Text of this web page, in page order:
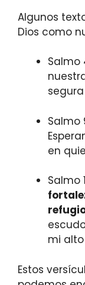
Algunos
Dios como
Salmo
Salmo
en
Salmo
mi alto
Estos